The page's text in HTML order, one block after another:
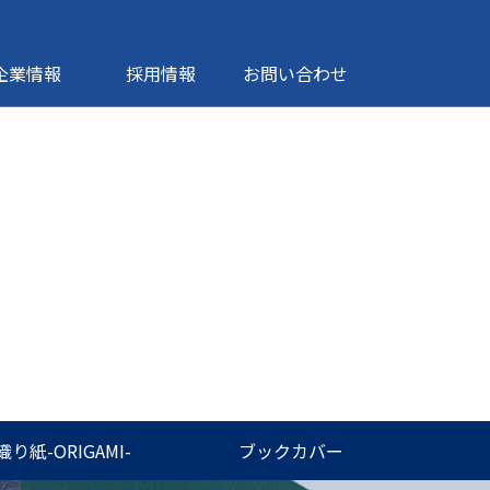
業情報 採用情報 お問い合わせ
り紙-ORIGAMI- ブックカバー